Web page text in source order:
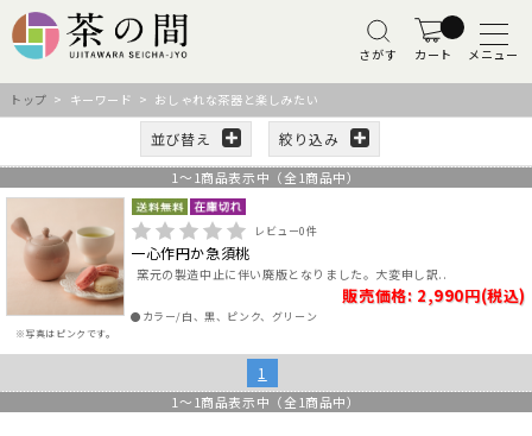
さがす カート メニュー
トップ > キーワード > おしゃれな茶器と楽しみたい
並び替え 絞り込み
1 ～ 1商品表示中（全 1商品中）
※写真はピンクです。
レビュー0件
一心作円か急須桃
窯元の製造中止に伴い廃版となりました。大変申し訳..
販売価格: 2,990円(税込)
●カラー/白、黒、ピンク、グリーン
1
1 ～ 1商品表示中（全 1商品中）